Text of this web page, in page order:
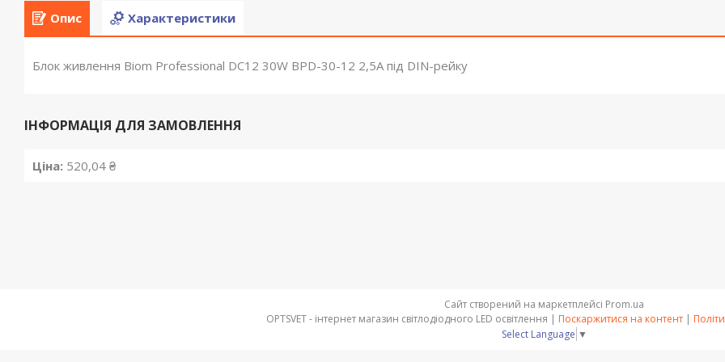
Опис Характеристики
Блок живлення Biom Professional DC12 30W BPD-30-12 2,5A під DIN-рейку
ІНФОРМАЦІЯ ДЛЯ ЗАМОВЛЕННЯ
Ціна: 520,04 ₴
Сайт створений на маркетплейсі Prom.ua
OPTSVET - інтернет магазин світлодіодного LED освітлення | Поскаржитися на контент |
Select Language ▼